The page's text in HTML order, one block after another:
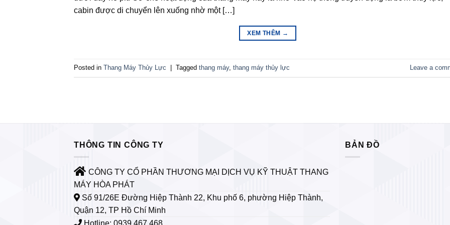
cabin được di chuyển lên xuống nhờ một […]
XEM THÊM →
Posted in Thang Máy Thủy Lực Tagged thang máy, thang máy thủy lực Leave a
THÔNG TIN CÔNG TY
CÔNG TY CỔ PHẦN THƯƠNG MẠI DỊCH VỤ KỸ THUẬT THANG
MÁY HÒA PHÁT
Số 91/26E Đường Hiệp Thành 22, Khu phố 6, phường Hiệp Thành,
Quận 12, TP Hồ Chí Minh
Hotline: 0939.467.468
BẢN ĐỒ